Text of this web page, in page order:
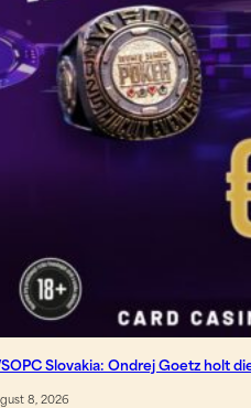
Slovakia: Ondrej Goetz holt
8, 2026